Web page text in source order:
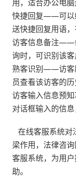
用，适合办公电
快捷回复——可以
送快捷回复用语
访客信息备注——
询时，可识别该
熟客识别——访客
员查看该访客的
访客输入信息预
对话框输入的信
在线客服系统对
梁作用，法律咨
客服系统，为用
助。